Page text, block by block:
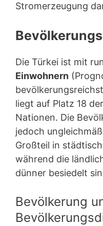
Stromerzeugung
Die Türkei ist mit
Einwohnern
liegt auf Platz 18
Nationen. Die
jedoch
Großteil in
während die
dünner besiedelt
Bevölkerung